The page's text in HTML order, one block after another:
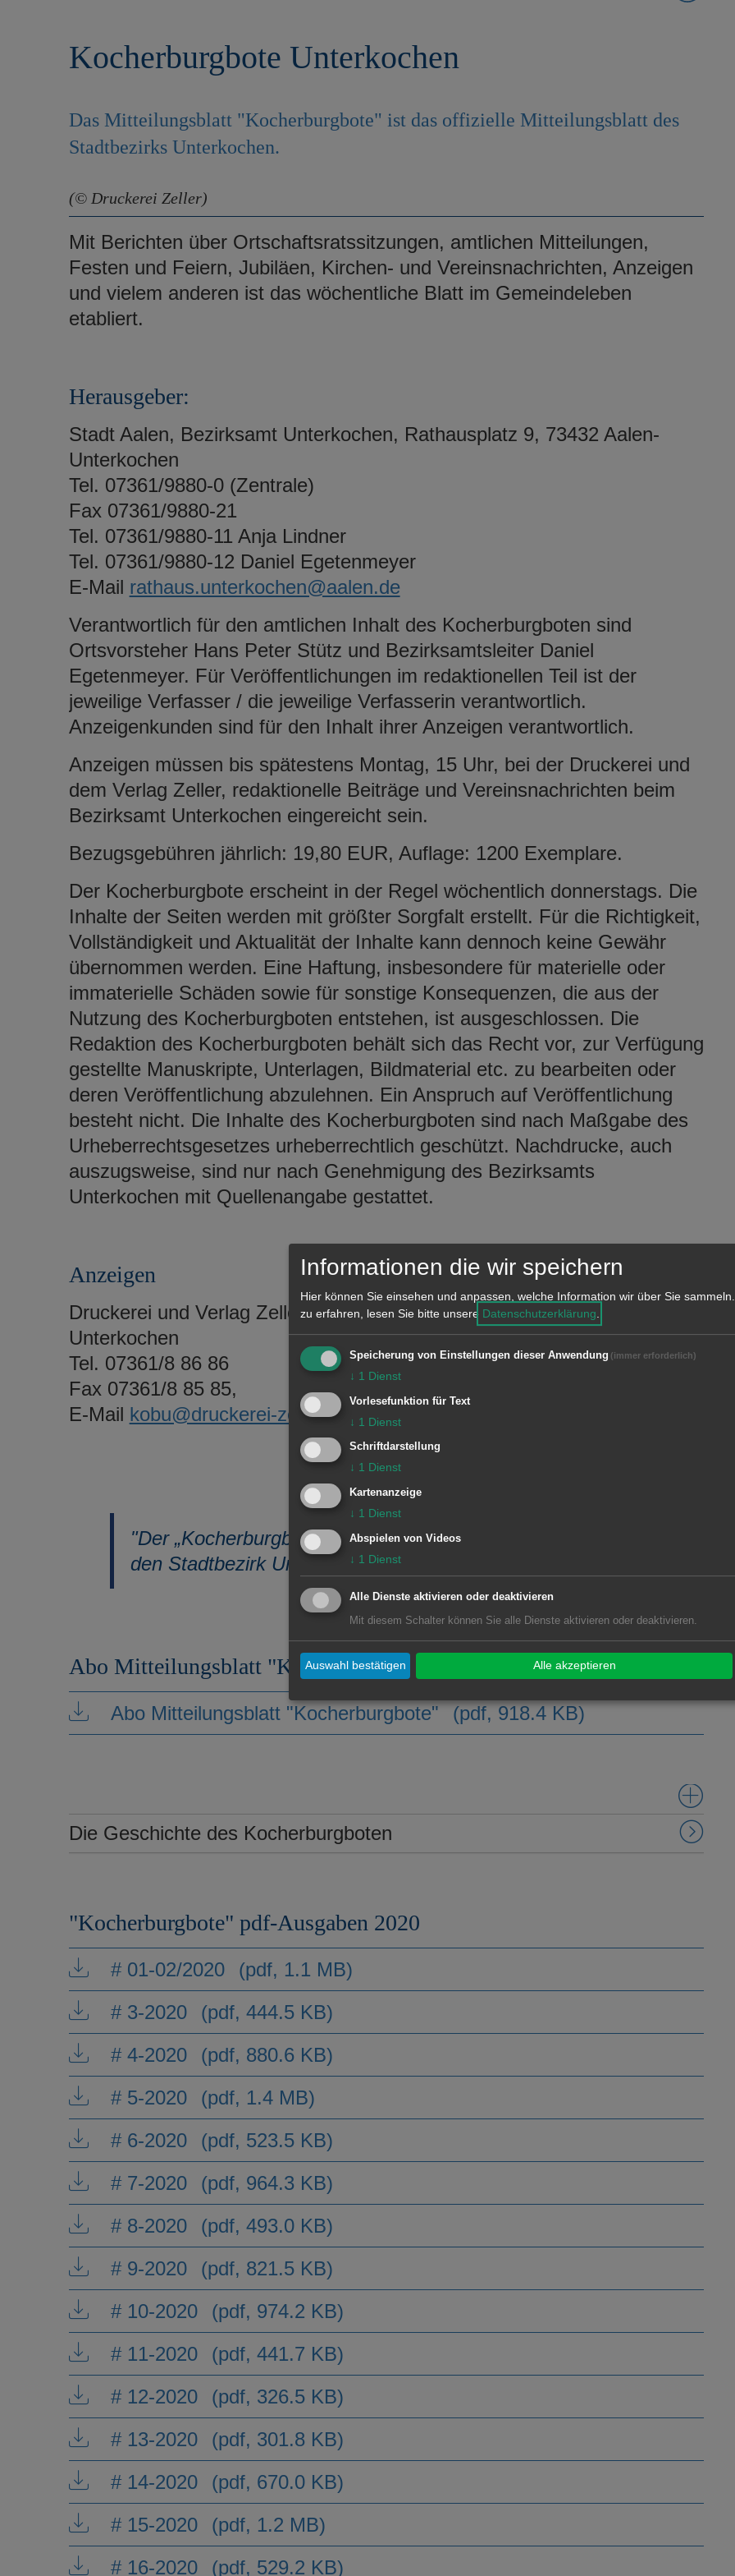
Kocherburgbote Unterkochen
Das Mitteilungsblatt "Kocherburgbote" ist das offizielle Mitteilungsblatt des
Stadtbezirks Unterkochen.
(© Druckerei Zeller)
Mit Berichten über Ortschaftsratssitzungen, amtlichen Mitteilungen,
Festen und Feiern, Jubiläen, Kirchen- und Vereinsnachrichten, Anzeigen
und vielem anderen ist das wöchentliche Blatt im Gemeindeleben
etabliert.
Herausgeber:
Stadt Aalen, Bezirksamt Unterkochen, Rathausplatz 9, 73432 Aalen-
Unterkochen
Tel. 07361/9880-0 (Zentrale)
Fax 07361/9880-21
Tel. 07361/9880-11 Anja Lindner
Tel. 07361/9880-12 Daniel Egetenmeyer
E-Mail rathaus.unterkochen@aalen.de
Verantwortlich für den amtlichen Inhalt des Kocherburgboten sind
Ortsvorsteher Hans Peter Stütz und Bezirksamtsleiter Daniel
Egetenmeyer. Für Veröffentlichungen im redaktionellen Teil ist der
jeweilige Verfasser / die jeweilige Verfasserin verantwortlich.
Anzeigenkunden sind für den Inhalt ihrer Anzeigen verantwortlich.
Anzeigen müssen bis spätestens Montag, 15 Uhr, bei der Druckerei und
dem Verlag Zeller, redaktionelle Beiträge und Vereinsnachrichten beim
Bezirksamt Unterkochen eingereicht sein.
Bezugsgebühren jährlich: 19,80 EUR, Auflage: 1200 Exemplare.
Der Kocherburgbote erscheint in der Regel wöchentlich donnerstags. Die
Inhalte der Seiten werden mit größter Sorgfalt erstellt. Für die Richtigkeit,
Vollständigkeit und Aktualität der Inhalte kann dennoch keine Gewähr
übernommen werden. Eine Haftung, insbesondere für materielle oder
immaterielle Schäden sowie für sonstige Konsequenzen, die aus der
Nutzung des Kocherburgboten entstehen, ist ausgeschlossen. Die
Redaktion des Kocherburgboten behält sich das Recht vor, zur Verfügung
gestellte Manuskripte, Unterlagen, Bildmaterial etc. zu bearbeiten oder
deren Veröffentlichung abzulehnen. Ein Anspruch auf Veröffentlichung
besteht nicht. Die Inhalte des Kocherburgboten sind nach Maßgabe des
Urheberrechtsgesetzes urheberrechtlich geschützt. Nachdrucke, auch
auszugsweise, sind nur nach Genehmigung des Bezirksamts
Unterkochen mit Quellenangabe gestattet.
Anzeigen
Druckerei und Verlag Zeller, Pfromäckerstraße 4, 73432 Aalen-
Unterkochen
Tel. 07361/8 86 86
Fax 07361/8 85 85,
E-Mail kobu@druckerei-zeller.de
"Der „Kocherburgbote“ mit allem Wissenswerten im und um
den Stadtbezirk Unterkochen darf in keinem Haushalt fehlen."
Abo Mitteilungsblatt "Kocherburgbote"
Abo Mitteilungsblatt "Kocherburgbote" (pdf, 918.4 KB)
Die Geschichte des Kocherburgboten
"Kocherburgbote" pdf-Ausgaben 2020
# 01-02/2020
(pdf, 1.1 MB)
# 3-2020
(pdf, 444.5 KB)
# 4-2020
(pdf, 880.6 KB)
# 5-2020
(pdf, 1.4 MB)
# 6-2020
(pdf, 523.5 KB)
# 7-2020
(pdf, 964.3 KB)
# 8-2020
(pdf, 493.0 KB)
# 9-2020
(pdf, 821.5 KB)
# 10-2020
(pdf, 974.2 KB)
# 11-2020
(pdf, 441.7 KB)
# 12-2020
(pdf, 326.5 KB)
# 13-2020
(pdf, 301.8 KB)
# 14-2020
(pdf, 670.0 KB)
# 15-2020
(pdf, 1.2 MB)
# 16-2020
(pdf, 529.2 KB)
Informationen die wir speichern
Hier können Sie einsehen und anpassen, welche Information wir über Sie sammeln.
zu erfahren, lesen Sie bitte unsere Datenschutzerklärung
Speicherung von Einstellungen dieser Anwendung (immer erforderlich)
↓ 1 Dienst
Vorlesefunktion für Text
↓ 1 Dienst
Schriftdarstellung
↓ 1 Dienst
Kartenanzeige
↓ 1 Dienst
Abspielen von Videos
↓ 1 Dienst
Alle Dienste aktivieren oder deaktivieren
Mit diesem Schalter können Sie alle Dienste aktivieren oder deaktivieren.
Auswahl bestätigen Alle akzeptieren